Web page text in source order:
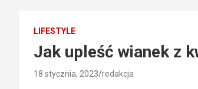
LIFESTYLE
Jak upleść wianek z
18 stycznia, 2023 redakcja